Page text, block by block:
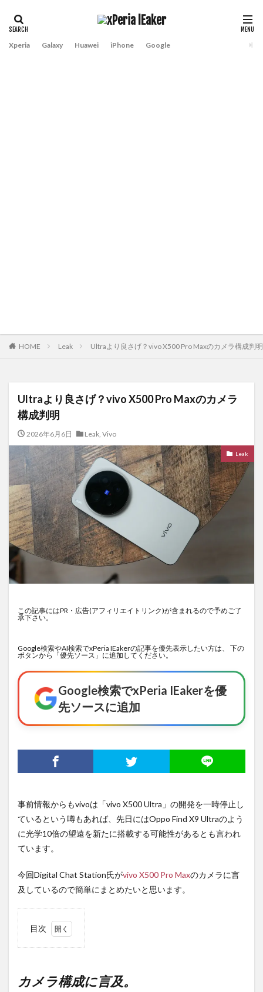
Xperia Galaxy Huawei iPhone Google
HOME Leak Ultraより良さげ？vivo X500 Pro Maxのカメラ構成判明
Ultraより良さげ？vivo X500 Pro Maxのカメラ
構成判明
2026年6月6日 Leak, Vivo
Leak
この記事にはPR・広告(アフィリエイトリンク)が含まれるので予めご了
承下さい。
Google検索やAI検索でxPeria IEakerの記事を優先表示したい方は、 下の
ボタンから「優先ソース」に追加してください。
Google検索でxPeria IEakerを優
先ソースに追加
事前情報からもvivoは「vivo X500 Ultra」の開発を一時停止し
ているという噂もあれば、先日にはOppo Find X9 Ultraのよう
に光学10倍の望遠を新たに搭載する可能性があるとも言われ
ています。
今回Digital Chat Station氏がvivo X500 Pro Maxのカメラに言
及しているので簡単にまとめたいと思います。
目次
成に
言
カメラ構成に言及。